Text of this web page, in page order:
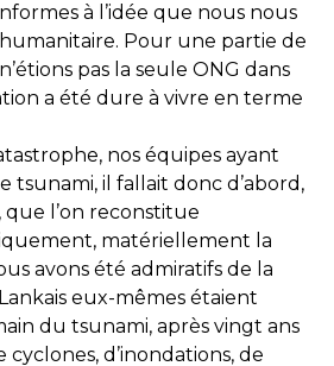
à l’idée que nous nous
humanitaire. Pour une partie de
pas la seule ONG dans
a été dure à vivre en terme
nos équipes ayant
tsunami, il fallait donc d’abord,
l’on reconstitue
matériellement la
avons été admiratifs de la
eux-mêmes étaient
du tsunami, après vingt ans
d’inondations, de